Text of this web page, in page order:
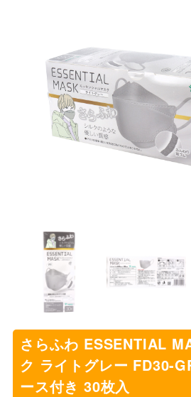
さらふわ ESSENTIAL
ク ライトグレー FD30-
ース付き 30枚入